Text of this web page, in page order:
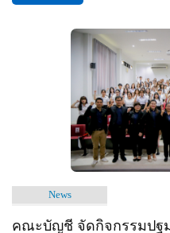
News
คณะบัญชี จัดกิจกรรมปฐ